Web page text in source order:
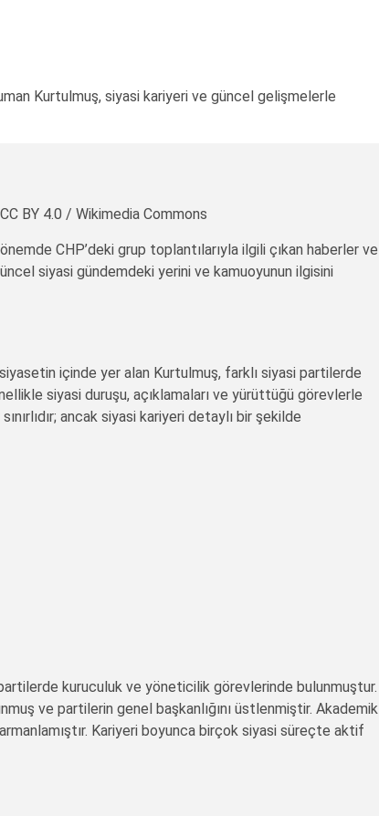
Kurtulmuş, siyasi kariyeri ve güncel gelişmelerle
BY 4.0 / Wikimedia Commons
CHP’deki grup toplantılarıyla ilgili çıkan haberler ve
siyasi gündemdeki yerini ve kamuoyunun ilgisini
içinde yer alan Kurtulmuş, farklı siyasi partilerde
siyasi duruşu, açıklamaları ve yürüttüğü görevlerle
ancak siyasi kariyeri detaylı bir şekilde
kuruculuk ve yöneticilik görevlerinde bulunmuştur.
ve partilerin genel başkanlığını üstlenmiştir. Akademik
Kariyeri boyunca birçok siyasi süreçte aktif